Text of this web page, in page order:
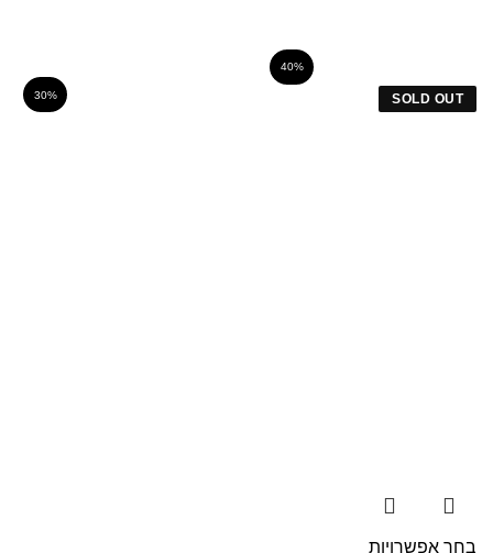
SOLD OUT
40%
בחר אפשרויות
30%